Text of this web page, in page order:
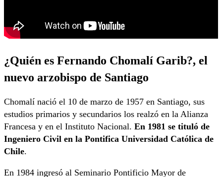
¿Quién es Fernando Chomalí Garib?, el
nuevo arzobispo de Santiago
Chomalí nació el 10 de marzo de 1957 en Santiago, sus
estudios primarios y secundarios los realzó en la Alianza
Francesa y en el Instituto Nacional. En 1981 se tituló de
Ingeniero Civil en la Pontifica Universidad Católica de
Chile.
En 1984 ingresó al Seminario Pontificio Mayor de